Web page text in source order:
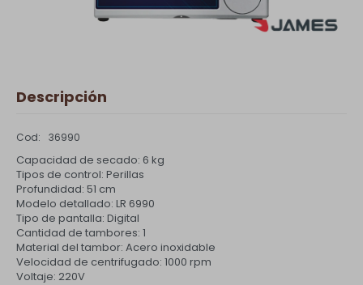
Descripción
36990
Capacidad de secado: 6 kg
Tipos de control: Perillas
Profundidad: 51 cm
Modelo detallado: LR 6990
Tipo de pantalla: Digital
Cantidad de tambores: 1
Material del tambor: Acero inoxidable
Velocidad de centrifugado: 1000 rpm
Voltaje: 220V